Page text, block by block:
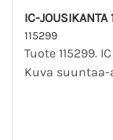
IC-JOUSIKANTA
115299
Tuote 115299.
Kuva suuntaa-